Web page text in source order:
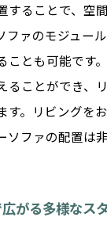
することで、空
ファのモジュー
ことも可能です
ることができ、
す。リビングを
ソファの配置は
がる多様なス